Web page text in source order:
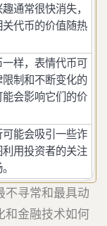
通常很快消失，
代币的价值随热
样，表情代币可
制和不断变化的
会影响它们的价
能会吸引一些诈
用投资者的关注
不寻常和最具动
和金融技术如何